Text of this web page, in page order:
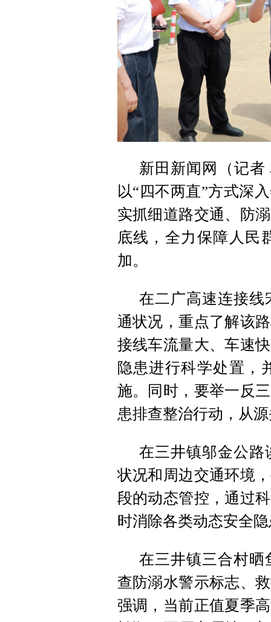
新田新闻网（记
以“四不两直”方式深
实抓细道路交通、防
底线，全力保障人民
加。
在二广高速连接线
通状况，重点了解该
接线车流量大、车速
隐患进行科学处置，
施。同时，要举一反
患排查整治行动，从
在三井镇邬金公路
状况和周边交通环境
段的动态管控，通过
时消除各类动态安全
在三井镇三合村晒
查防溺水警示标志、
强调，当前正值夏季